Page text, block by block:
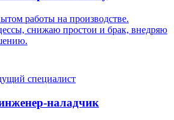
работы на производстве.
снижаю простои и брак, внедряю
специалист
наладчик